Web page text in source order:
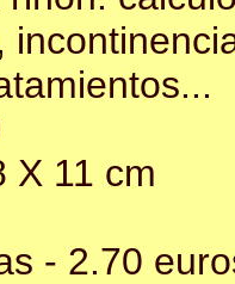
X 11 cm
- 2.70